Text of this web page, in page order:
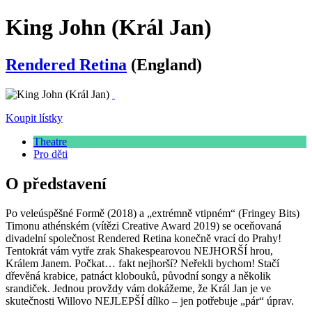
King John (Král Jan)
Rendered Retina (England)
Koupit lístky
Theatre
Pro děti
O představení
Po veleúspěšné Formě (2018) a „extrémně vtipném“ (Fringey Bits)
Timonu athénském (vítězi Creative Award 2019) se oceňovaná
divadelní společnost Rendered Retina konečně vrací do Prahy!
Tentokrát vám vytře zrak Shakespearovou NEJHORŠÍ hrou,
Králem Janem. Počkat… fakt nejhorší? Neřekli bychom! Stačí
dřevěná krabice, patnáct klobouků, původní songy a několik
srandiček. Jednou provždy vám dokážeme, že Král Jan je ve
skutečnosti Willovo NEJLEPŠÍ dílko – jen potřebuje „pár“ úprav.